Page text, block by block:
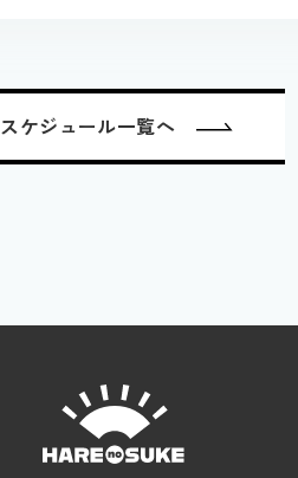
スケジュール一覧へ